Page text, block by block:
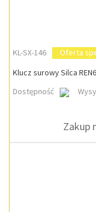
KL-SX-146
Oferta
Klucz surowy Silca
Dostępność
Zakup